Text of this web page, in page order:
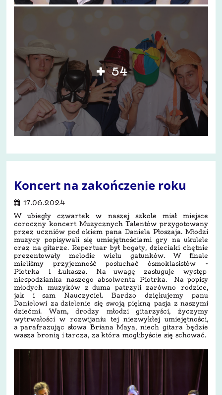
54
Koncert na zakończenie roku
17.06.2024
W ubiegły czwartek w naszej szkole miał miejsce
coroczny koncert Muzycznych Talentów przygotowany
przez uczniów pod okiem pana Daniela Płoszaja. Młodzi
muzycy popisywali się umiejętnościami gry na ukulele
oraz na gitarze. Repertuar był bogaty, dzieciaki chętnie
prezentowały melodie wielu gatunków. W finale
mieliśmy przyjemność posłuchać ósmoklasistów -
Piotrka i Łukasza. Na uwagę zasługuje występ
niespodzianka naszego absolwenta Piotrka. Na popisy
młodych muzyków z duma patrzyli zarówno rodzice,
jak i sam Nauczyciel. Bardzo dziękujemy panu
Danielowi za dzielenie się swoją piękną pasja z naszymi
dziećmi. Wam, drodzy młodzi gitarzyści, życzymy
wytrwałości w rozwijaniu tej niezwykłej umiejętności,
a parafrazując słowa Briana Maya, niech gitara będzie
wasza bronią i tarcza, za która moglibyście się schować.